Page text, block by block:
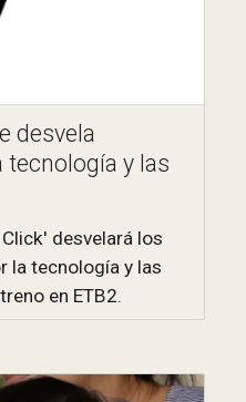
desvela
y las
desvelará los
la tecnología y las
en ETB2.